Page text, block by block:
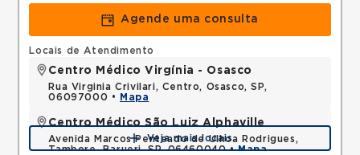
Agende uma consulta
Locais de Atendimento
Centro Médico Virgínia - Osasco
Rua Virginia Crivilari, Centro, Osasco, SP,
06097000 •
Mapa
Centro Médico São Luiz Alphaville
Avenida Marcos Penteado de Ulhoa Rodrigues,
Tambore, Barueri, SP, 06460040 •Mapa
Veja mais locais